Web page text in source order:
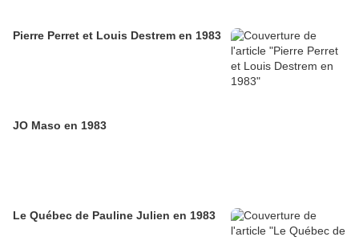
Pierre Perret et Louis Destrem en 1983
JO Maso en 1983
Le Québec de Pauline Julien en 1983